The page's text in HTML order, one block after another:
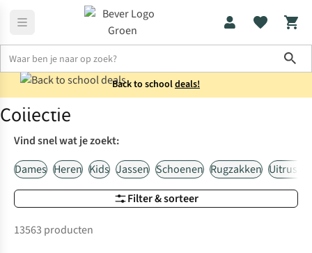
Back to schooldeals!
Home Collectie
Collectie Dames
Filter & sorteer
Vind snel wat je zoekt:
Dames Heren Kids Jassen Schoenen Rugzakken
13563 producten
Net binnen